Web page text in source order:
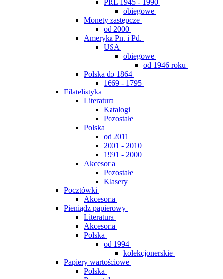
PRL 1945 - 1990
obiegowe
Monety zastępcze
od 2000
Ameryka Pn. i Pd.
USA
obiegowe
od 1946 roku
Polska do 1864
1669 - 1795
Filatelistyka
Literatura
Katalogi
Pozostałe
Polska
od 2011
2001 - 2010
1991 - 2000
Akcesoria
Pozostałe
Klasery
Pocztówki
Akcesoria
Pieniądz papierowy
Literatura
Akcesoria
Polska
od 1994
kolekcjonerskie
Papiery wartościowe
Polska